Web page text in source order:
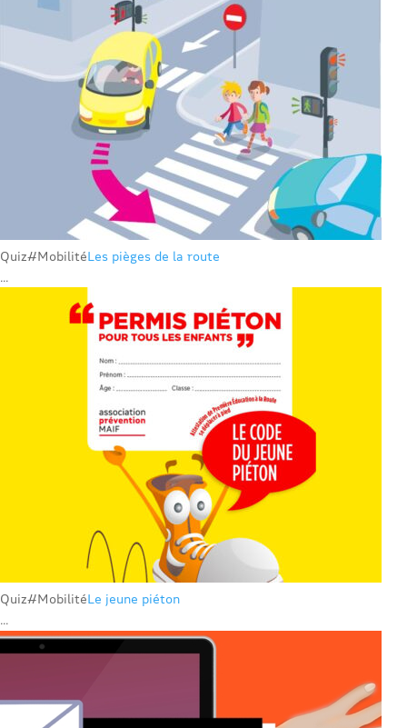
Quiz#MobilitéLes pièges de la route
...
Quiz#MobilitéLe jeune piéton
...